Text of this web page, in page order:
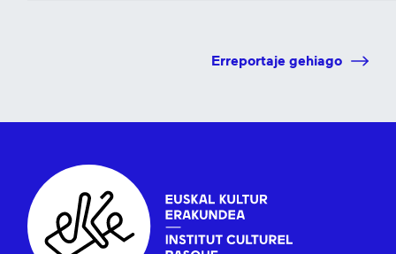
Erreportaje gehiago